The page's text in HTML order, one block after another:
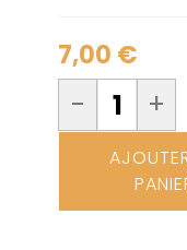
7,00 €
- +